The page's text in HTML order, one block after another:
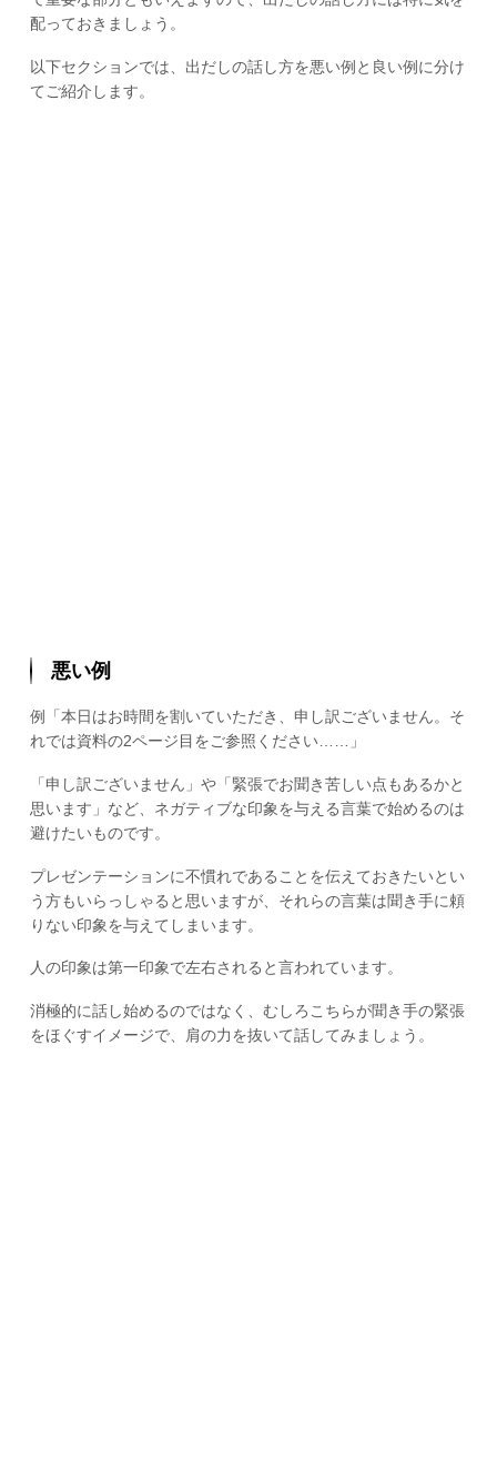
配っておきましょう。
以下セクションでは、出だしの話し方を悪い例と良い例に分け
てご紹介します。
悪い例
例「本日はお時間を割いていただき、申し訳ございません。そ
れでは資料の2ページ目をご参照ください……」
「申し訳ございません」や「緊張でお聞き苦しい点もあるかと
思います」など、ネガティブな印象を与える言葉で始めるのは
避けたいものです。
プレゼンテーションに不慣れであることを伝えておきたいとい
う方もいらっしゃると思いますが、それらの言葉は聞き手に頼
りない印象を与えてしまいます。
人の印象は第一印象で左右されると言われています。
消極的に話し始めるのではなく、むしろこちらが聞き手の緊張
をほぐすイメージで、肩の力を抜いて話してみましょう。